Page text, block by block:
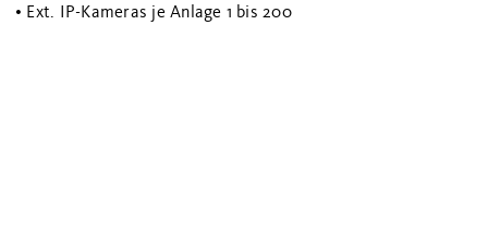
• Ext. IP-Kameras je Anlage 1 bis 200